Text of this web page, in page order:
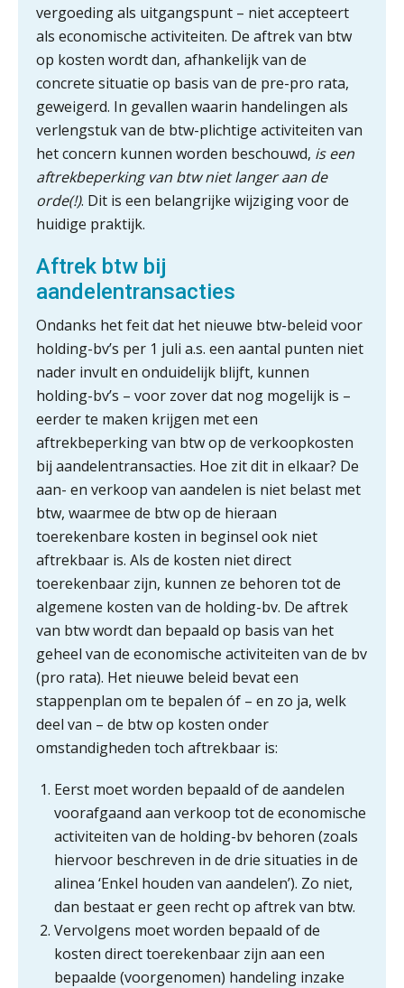
vergoeding als uitgangspunt – niet accepteert
als economische activiteiten. De aftrek van btw
op kosten wordt dan, afhankelijk van de
concrete situatie op basis van de pre-pro rata,
geweigerd. In gevallen waarin handelingen als
verlengstuk van de btw-plichtige activiteiten van
het concern kunnen worden beschouwd, is een
aftrekbeperking van btw niet langer aan de
orde(!). Dit is een belangrijke wijziging voor de
huidige praktijk.
Aftrek btw bij
aandelentransacties
Ondanks het feit dat het nieuwe btw-beleid voor
holding-bv’s per 1 juli a.s. een aantal punten niet
nader invult en onduidelijk blijft, kunnen
holding-bv’s – voor zover dat nog mogelijk is –
eerder te maken krijgen met een
aftrekbeperking van btw op de verkoopkosten
bij aandelentransacties. Hoe zit dit in elkaar? De
aan- en verkoop van aandelen is niet belast met
btw, waarmee de btw op de hieraan
toerekenbare kosten in beginsel ook niet
aftrekbaar is. Als de kosten niet direct
toerekenbaar zijn, kunnen ze behoren tot de
algemene kosten van de holding-bv. De aftrek
van btw wordt dan bepaald op basis van het
geheel van de economische activiteiten van de bv
(pro rata). Het nieuwe beleid bevat een
stappenplan om te bepalen óf – en zo ja, welk
deel van – de btw op kosten onder
omstandigheden toch aftrekbaar is:
Eerst moet worden bepaald of de aandelen
voorafgaand aan verkoop tot de economische
activiteiten van de holding-bv behoren (zoals
hiervoor beschreven in de drie situaties in de
alinea ‘Enkel houden van aandelen’). Zo niet,
dan bestaat er geen recht op aftrek van btw.
Vervolgens moet worden bepaald of de
kosten direct toerekenbaar zijn aan een
bepaalde (voorgenomen) handeling inzake
Eenvoudig bankrekeningen koppelen
met Twinfield, Exact Online en
Snelstart
Van Mook: “Met Minox Focus wil ik
groeien naar twee keer zoveel
klanten.”
Van losse vastlegging naar
aantoonbare grip op KYC en de Wwft
Woord & Daad: “Van wildgroei naar
een structuur die iedereen begrijpt”
Uitspraak Hoge Raad: subsidie voor
belast met btw
Informer Money genomineerd voor
Best FinTech Startup of the Year
België
Wwft-compliance in 2026: doen we
het beter dan vorig jaar?
ICT & AI | Volledig automatische
factuurverwerking: zo kom je er
Hierom zijn webshopondernemers
extra kwetsbaar voor
boekhoudfouten
Blog | Aandachtspunten bij de
transitie in verband met de Wet
toekomst pensioenen voor de
werkgever
Verstoorde arbeidsrelatie als
ontslaggrond: zo begeleid je jouw
door Amerikaanse belastingwet
Het functiegemak van de INT bij
adviezen over en aangiften van erf-
en schenkbelasting.
Zomer. Tijd om je loopbaan onder
de loep te nemen.
Q Home: DAC7-compliant opschalen
als verhuurplatform voor
vakantiewoningen